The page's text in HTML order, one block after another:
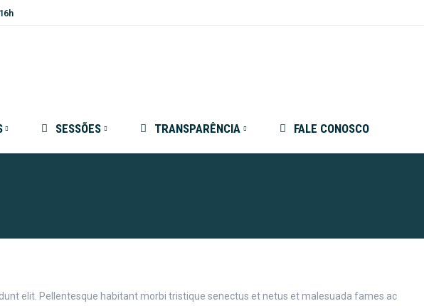
SESSÕES TRANSPARÊNCIA FALE CONOSCO
elit. Pellentesque habitant morbi tristique senectus et netus et malesuada fames ac